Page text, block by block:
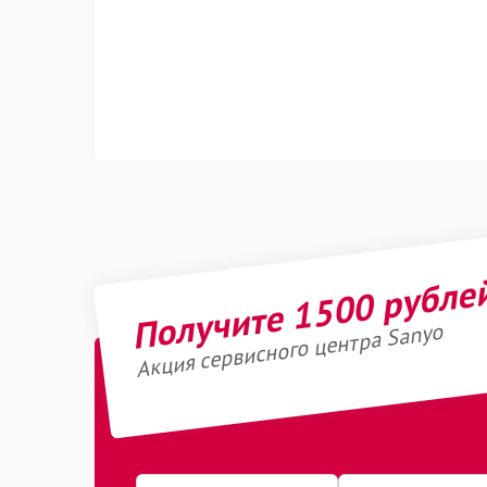
Получите 1500
Акция сервисного центра Sanyo